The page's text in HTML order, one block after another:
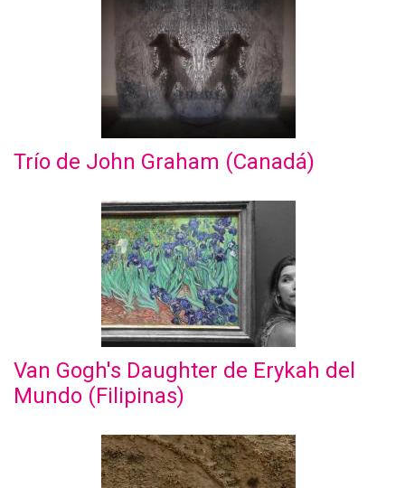
Trío de John Graham (Canadá)
Van Gogh's Daughter de Erykah del
Mundo (Filipinas)